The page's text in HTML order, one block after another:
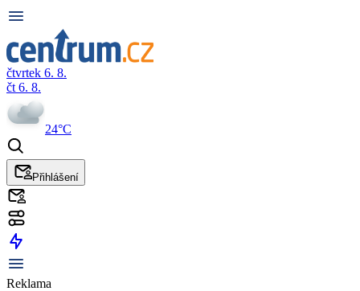
čtvrtek 6. 8.
čt 6. 8.
24°C
Přihlášení
Reklama